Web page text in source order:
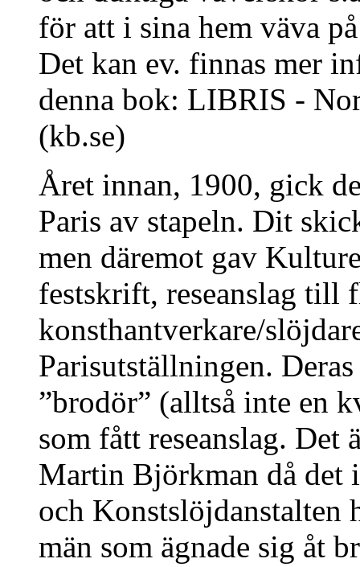
för att i sina hem väva
Det kan ev. finnas mer
denna bok: LIBRIS -
(kb.se)
Året innan, 1900, gick
Paris av stapeln. Dit
men däremot gav
festskrift, reseanslag till
konsthantverkare/
Parisutställningen.
”brodör” (alltså inte en
som fått reseanslag.
Martin Björkman då det
och Konstslöjdanstalten
män som ägnade sig åt